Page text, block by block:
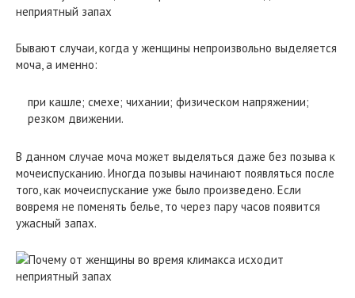
Бывают случаи, когда у женщины непроизвольно выделяется
моча, а именно:
при кашле; смехе; чихании; физическом напряжении;
резком движении.
В данном случае моча может выделяться даже без позыва к
мочеиспусканию. Иногда позывы начинают появляться после
того, как мочеиспускание уже было произведено. Если
вовремя не поменять белье, то через пару часов появится
ужасный запах.